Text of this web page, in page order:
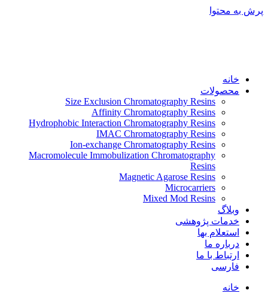
پرش به محتوا
خانه
محصولات
Size Exclusion Chromatography Resins
Affinity Chromatography Resins
Hydrophobic Interaction Chromatography Resins
IMAC Chromatography Resins
Ion-exchange Chromatography Resins
Macromolecule Immobulization Chromatography
Resins
Magnetic Agarose Resins
Microcarriers
Mixed Mod Resins
وبلاگ
خدمات پژوهشی
استعلام بها
درباره ما
ارتباط با ما
فارسی
خانه